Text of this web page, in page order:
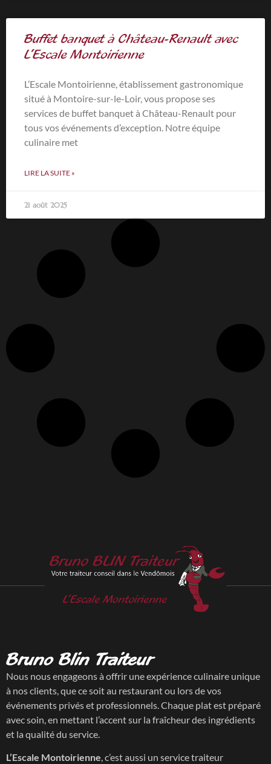
Buffet banquet à Château-Renault avec
L’Escale Montoirienne
L’Escale Montoirienne, établissement gastronomique
situé à Montoire-sur-le-Loir, vous propose ses
services de buffet banquet à Château-Renault pour
tous vos événements d’exception. Notre équipe
culinaire met
LIRE LA SUITE »
21 août 2025
Bruno Blin Traiteur
Nous nous engageons à offrir une expérience culinaire unique
à nos clients, que ce soit au restaurant ou lors de vos
événements privés et professionnels. Chaque plat est préparé
avec soin, en mettant l’accent sur la fraîcheur des ingrédients
et la qualité du service.
L’Escale Montoirienne, c’est aussi un service traiteur